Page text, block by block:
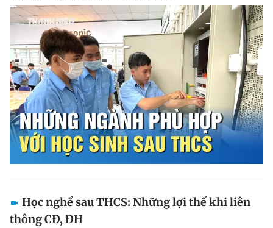
Học nghề sau THCS: Những lợi thế khi liên
thông CĐ, ĐH